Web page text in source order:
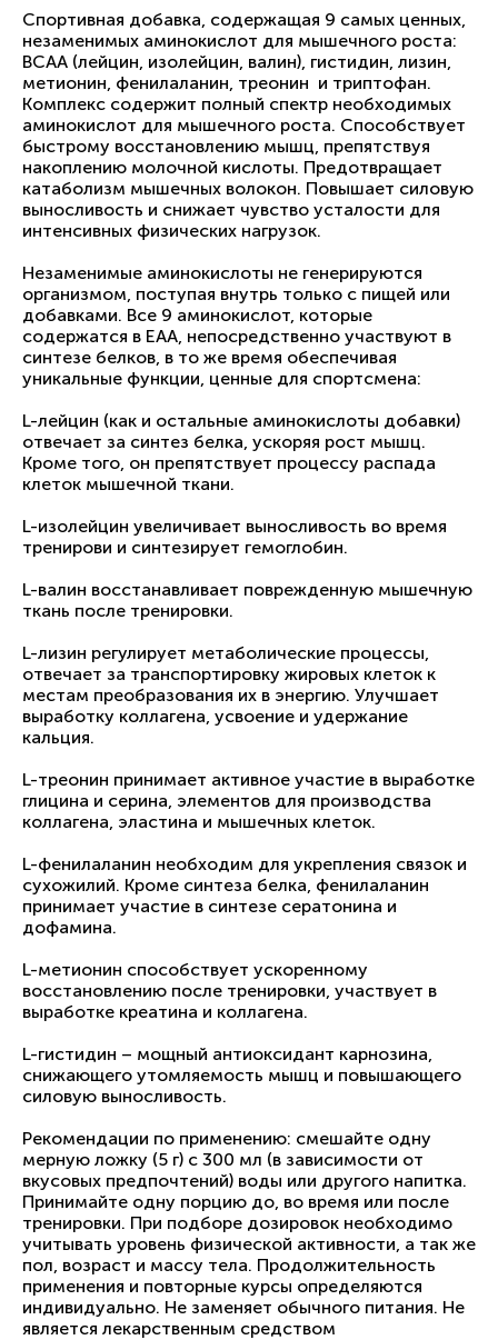
Спортивная добавка, содержащая 9 самых ценных,
незаменимых аминокислот для мышечного роста:
BCAA (лейцин, изолейцин, валин), гистидин, лизин,
метионин, фенилаланин, треонин и триптофан.
Комплекс содержит полный спектр необходимых
аминокислот для мышечного роста. Способствует
быстрому восстановлению мышц, препятствуя
накоплению молочной кислоты. Предотвращает
катаболизм мышечных волокон. Повышает силовую
выносливость и снижает чувство усталости для
интенсивных физических нагрузок.
Незаменимые аминокислоты не генерируются
организмом, поступая внутрь только с пищей или
добавками. Все 9 аминокислот, которые
содержатся в ЕАА, непосредственно участвуют в
синтезе белков, в то же время обеспечивая
уникальные функции, ценные для спортсмена:
L-лейцин (как и остальные аминокислоты добавки)
отвечает за синтез белка, ускоряя рост мышц.
Кроме того, он препятствует процессу распада
клеток мышечной ткани.
L-изолейцин увеличивает выносливость во время
тренирови и синтезирует гемоглобин.
L-валин восстанавливает поврежденную мышечную
ткань после тренировки.
L-лизин регулирует метаболические процессы,
отвечает за транспортировку жировых клеток к
местам преобразования их в энергию. Улучшает
выработку коллагена, усвоение и удержание
кальция.
L-треонин принимает активное участие в выработке
глицина и серина, элементов для производства
коллагена, эластина и мышечных клеток.
L-фенилаланин необходим для укрепления связок и
сухожилий. Кроме синтеза белка, фенилаланин
принимает участие в синтезе сератонина и
дофамина.
L-метионин способствует ускоренному
восстановлению после тренировки, участвует в
выработке креатина и коллагена.
L-гистидин – мощный антиоксидант карнозина,
снижающего утомляемость мышц и повышающего
силовую выносливость.
Рекомендации по применению: cмешайте одну
мерную ложку (5 г) с 300 мл (в зависимости от
вкусовых предпочтений) воды или другого напитка.
Принимайте одну порцию до, во время или после
тренировки. При подборе дозировок необходимо
учитывать уровень физической активности, а так же
пол, возраст и массу тела. Продолжительность
применения и повторные курсы определяются
индивидуально. Не заменяет обычного питания. Не
является лекарственным средством